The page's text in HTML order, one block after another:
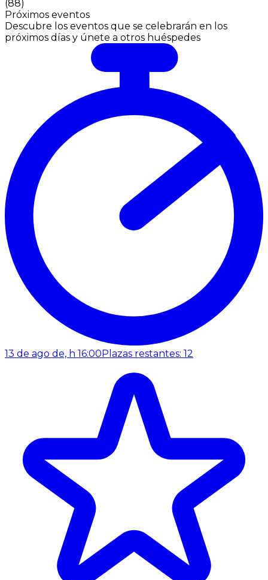
(88)
Próximos eventos
Descubre los eventos que se celebrarán en los
próximos días y únete a otros huéspedes
13 de ago de, h 16:00 Plazas restantes: 12